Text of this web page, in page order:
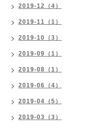
2019-12（4）
2019-11（1）
2019-10（3）
2019-09（1）
2019-08（1）
2019-06（4）
2019-04（5）
2019-03（3）